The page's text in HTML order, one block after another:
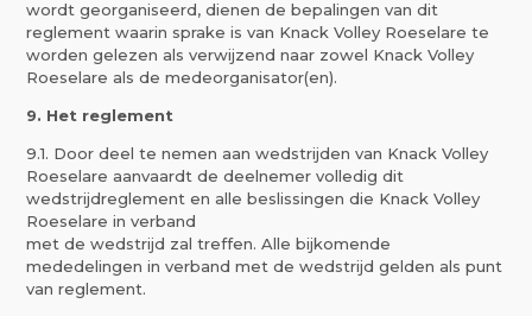
wordt georganiseerd, dienen de bepalingen van dit
reglement waarin sprake is van Knack Volley Roeselare te
worden gelezen als verwijzend naar zowel Knack Volley
Roeselare als de medeorganisator(en).
9. Het reglement
9.1. Door deel te nemen aan wedstrijden van Knack Volley
Roeselare aanvaardt de deelnemer volledig dit
wedstrijdreglement en alle beslissingen die Knack Volley
Roeselare in verband
met de wedstrijd zal treffen. Alle bijkomende
mededelingen in verband met de wedstrijd gelden als punt
van reglement.